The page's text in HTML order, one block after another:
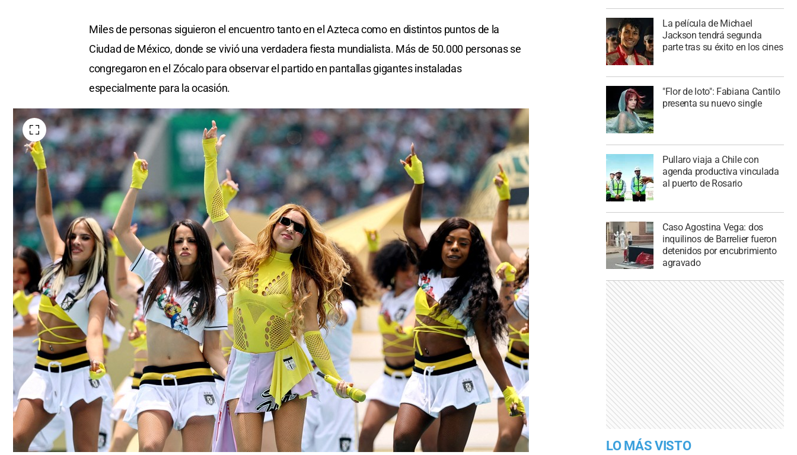
Miles de personas siguieron el encuentro tanto en el Azteca como en distintos puntos de la
Ciudad de México, donde se vivió una verdadera fiesta mundialista. Más de 50.000 personas se
congregaron en el Zócalo para observar el partido en pantallas gigantes instaladas
especialmente para la ocasión.
La película de Michael
Jackson tendrá segunda
parte tras su éxito en los cines
"Flor de loto": Fabiana Cantilo
presenta su nuevo single
Pullaro viaja a Chile con
agenda productiva vinculada
al puerto de Rosario
Caso Agostina Vega: dos
inquilinos de Barrelier fueron
detenidos por encubrimiento
agravado
LO MÁS VISTO